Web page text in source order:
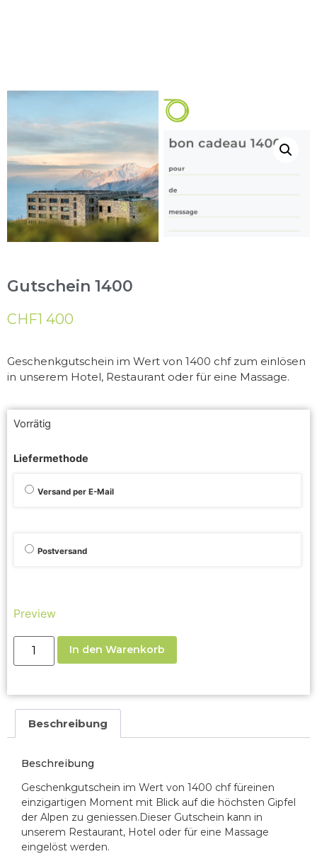
Gutschein 1400
CHF1 400
Geschenkgutschein im Wert von 1400 chf zum einlösen
in unserem Hotel, Restaurant oder für eine Massage.
Vorrätig
Liefermethode
Versand per E-Mail
Postversand
Preview
In den Warenkorb
Beschreibung
Beschreibung
Geschenkgutschein im Wert von 1400 chf füreinen
einzigartigen Moment mit Blick auf die höchsten Gipfel
der Alpen zu geniessen.Dieser Gutschein kann in
unserem Restaurant, Hotel oder für eine Massage
eingelöst werden.